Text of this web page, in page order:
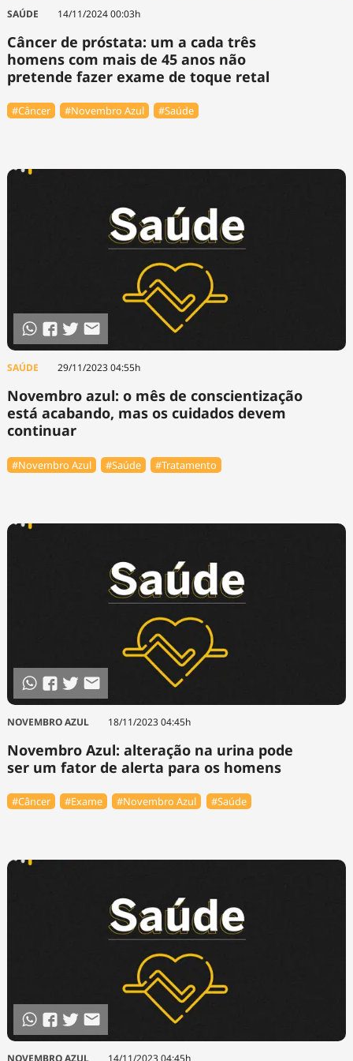
Cinema
Infraestrutura
SAÚDE 14/11/2024 00:03h
Câncer de próstata: um a cada três
homens com mais de 45 anos não
pretende fazer exame de toque retal
#Câncer #Novembro Azul #Saúde
SAÚDE 29/11/2023 04:55h
Novembro azul: o mês de conscientização
está acabando, mas os cuidados devem
continuar
#Novembro Azul #Saúde #Tratamento
NOVEMBRO AZUL 18/11/2023 04:45h
Novembro Azul: alteração na urina pode
ser um fator de alerta para os homens
#Câncer #Exame #Novembro Azul #Saúde
NOVEMBRO AZUL 14/11/2023 04:45h